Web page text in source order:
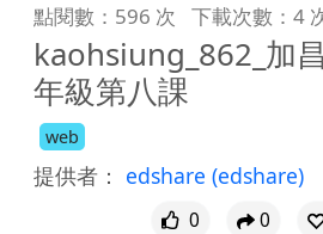
點閱數：596 次 下載次數：4
kaohsiung_862_加
年級第八課
web
提供者： edshare (edshare)
0 0